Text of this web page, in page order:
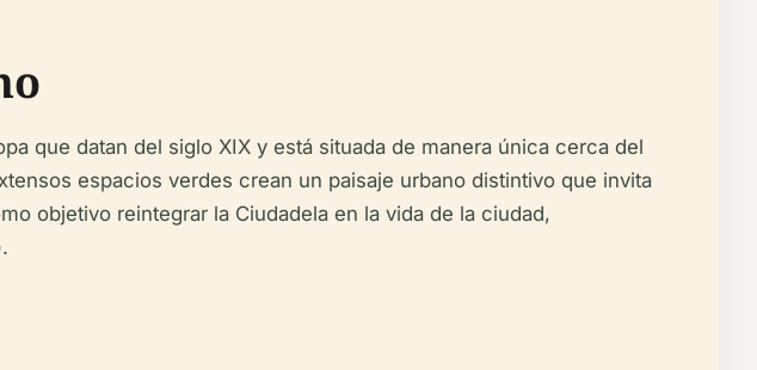
que datan del siglo XIX y está situada de manera única cerca del
espacios verdes crean un paisaje urbano distintivo que invita
objetivo reintegrar la Ciudadela en la vida de la ciudad,